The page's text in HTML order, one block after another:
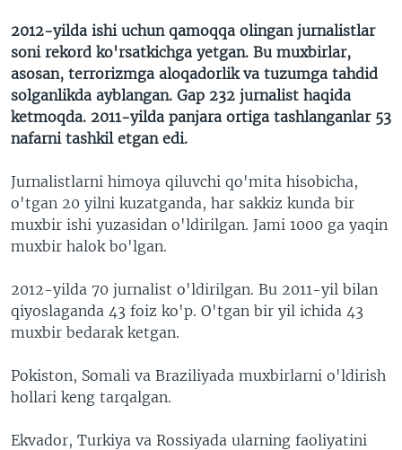
2012-yilda ishi uchun qamoqqa olingan jurnalistlar
soni rekord ko'rsatkichga yetgan. Bu muxbirlar,
asosan, terrorizmga aloqadorlik va tuzumga tahdid
solganlikda ayblangan. Gap 232 jurnalist haqida
ketmoqda. 2011-yilda panjara ortiga tashlanganlar 53
nafarni tashkil etgan edi.
Jurnalistlarni himoya qiluvchi qo'mita hisobicha,
o'tgan 20 yilni kuzatganda, har sakkiz kunda bir
muxbir ishi yuzasidan o'ldirilgan. Jami 1000 ga yaqin
muxbir halok bo'lgan.
2012-yilda 70 jurnalist o'ldirilgan. Bu 2011-yil bilan
qiyoslaganda 43 foiz ko'p. O'tgan bir yil ichida 43
muxbir bedarak ketgan.
Pokiston, Somali va Braziliyada muxbirlarni o'ldirish
hollari keng tarqalgan.
Ekvador, Turkiya va Rossiyada ularning faoliyatini